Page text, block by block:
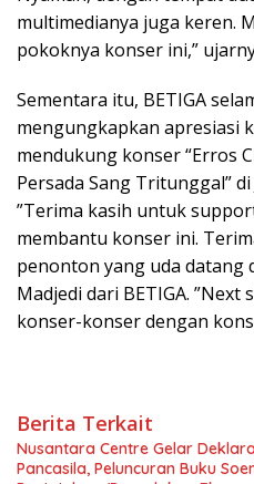
multimedianya juga keren.
pokoknya konser ini,”
Sementara itu, BETIGA
mengungkapkan apresiasi
mendukung konser “Erros
Persada Sang Tritunggal”
”Terima kasih untuk
membantu konser ini.
penonton yang uda datang
Madjedi dari BETIGA.
konser-konser dengan
Berita Terkait
Nusantara Centre Gelar
Pancasila, Peluncuran Buku